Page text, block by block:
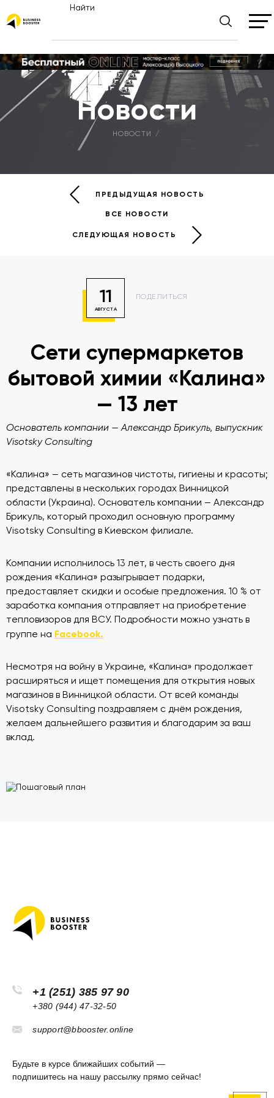
Найти
Новости
НОВОСТИ
ПРЕДЫДУЩАЯ НОВОСТЬ
ВСЕ НОВОСТИ
СЛЕДУЮЩАЯ НОВОСТЬ
11
АВГУСТА
ПОДЕЛИТЬСЯ
Сети супермаркетов
бытовой химии «Калина»
— 13 лет
Основатель компании — Александр Брикуль, выпускник
Visotsky Consulting
«Калина» — сеть магазинов чистоты, гигиены и красоты;
представлены в нескольких городах Винницкой
области (Украина). Основатель компании — Александр
Брикуль, который проходил основную программу
Visotsky Consulting в Киевском филиале.
Компании исполнилось 13 лет, в честь своего дня
рождения «Калина» разыгрывает подарки,
предоставляет скидки и особые предложения. 10 % от
заработка компания отправляет на приобретение
тепловизоров для ВСУ. Подробности можно узнать в
группе на Facebook.
Несмотря на войну в Украине, «Калина» продолжает
расширяться и ищет помещения для открытия новых
магазинов в Винницкой области. От всей команды
Visotsky Consulting поздравляем с днём рождения,
желаем дальнейшего развития и благодарим за ваш
вклад.
+1 (251) 385 97 90
+380 (944) 47-32-50
support@bbooster.online
Будьте в курсе ближайших событий —
подпишитесь на нашу рассылку прямо сейчас!